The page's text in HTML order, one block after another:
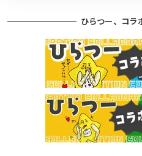
ひらつー、コラ